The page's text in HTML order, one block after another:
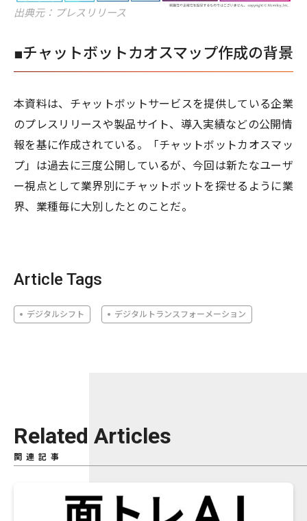
出典元：プレスリリース
■チャットボットカオスマップ作成の背景
本資料は、チャットボットサービスを提供している企業
のプレスリリースや製品サイト、導入実績などの公開情
報を基に作成されている。「チャットボットカオスマッ
プ」は過去に三度公開しているが、今回は新たなユーザ
ー視点として業界別にチャットボットを探せるように業
界、業種毎に大別したとのことだ。
Article Tags
デジタルシフト デジタルトランスフォーメーション
Related Articles
関連記事